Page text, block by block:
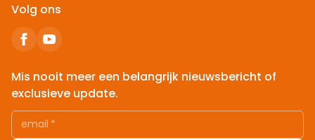
Volg ons
Mis nooit meer een belangrijk nieuwsbericht of
exclusieve update.
email *